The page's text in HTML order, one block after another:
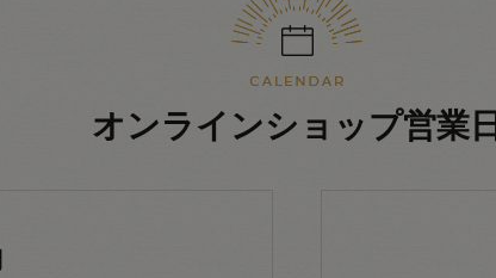
オンラインショップ営業日